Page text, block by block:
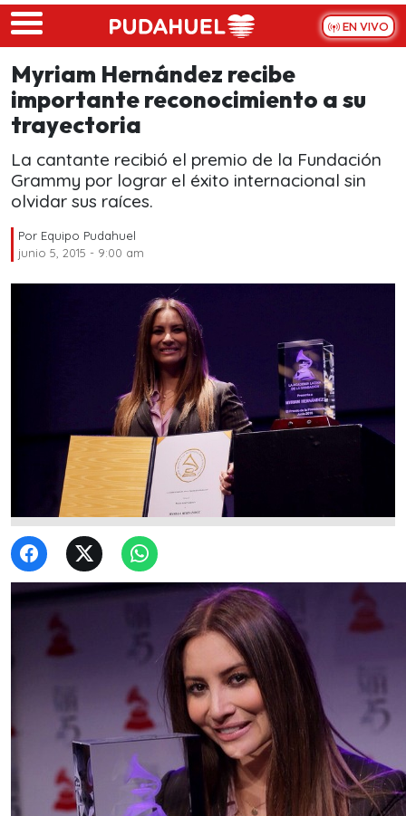
Skip to main content
EN VIVO
Myriam Hernández recibe
importante reconocimiento a su
trayectoria
La cantante recibió el premio de la Fundación
Grammy por lograr el éxito internacional sin
olvidar sus raíces.
Por Equipo Pudahuel
junio 5, 2015 - 9:00 am